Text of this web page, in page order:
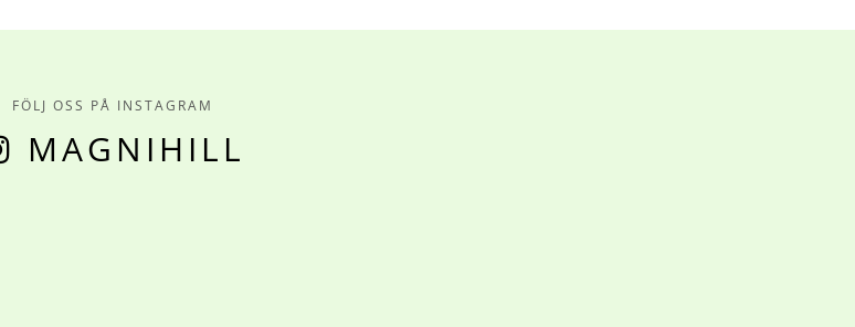
FÖLJ OSS PÅ INSTAGRAM
MAGNIHILL